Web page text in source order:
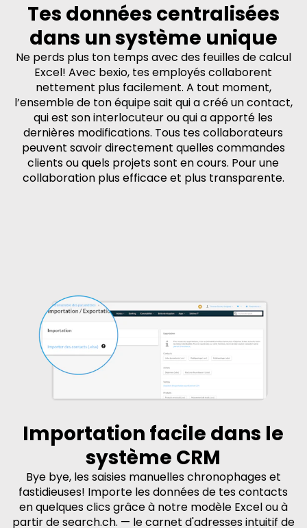
Tes données centralisées
dans un système unique
Ne perds plus ton temps avec des feuilles de calcul
Excel! Avec bexio, tes employés collaborent
nettement plus facilement. A tout moment,
l’ensemble de ton équipe sait qui a créé un contact,
qui est son interlocuteur ou qui a apporté les
dernières modifications. Tous tes collaborateurs
peuvent savoir directement quelles commandes
clients ou quels projets sont en cours. Pour une
collaboration plus efficace et plus transparente.
Importation facile dans le
système CRM
Bye bye, les saisies manuelles chronophages et
fastidieuses! Importe les données de tes contacts
en quelques clics grâce à notre modèle Excel ou à
partir de search.ch. — le carnet d'adresses intuitif de